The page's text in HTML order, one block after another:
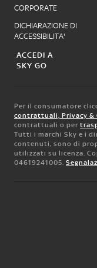
CORPORATE
DICHIARAZIONE DI
ACCESSIBILITA'
ACCEDI A
SKY GO
Per il consumatore
contrattuali, Privacy &
contrattuali o per
Tutti i marchi Sky e i
contenuti, sono di
utilizzati su licenza.
04619241005.